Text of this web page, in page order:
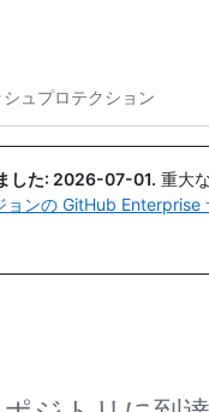
シュプロテクション
した: 2026-07-01. 重大
ョンの GitHub Enterprise